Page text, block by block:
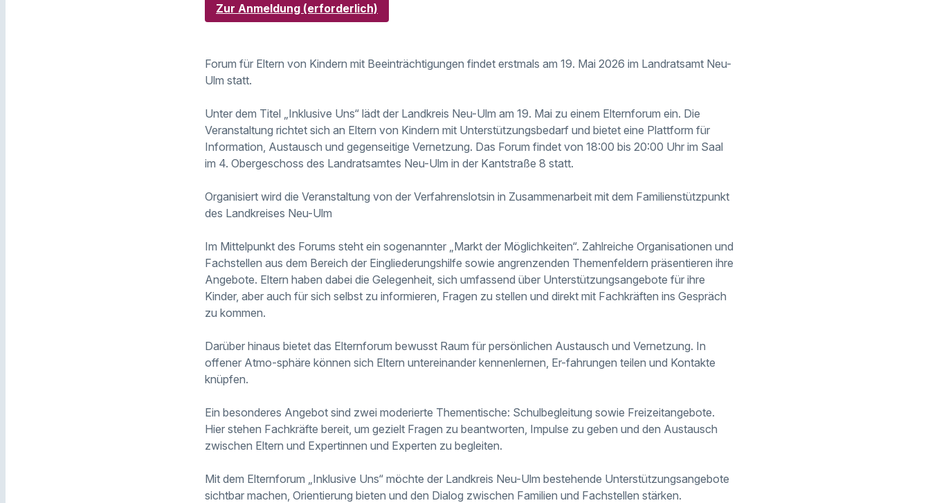
Zur Anmeldung (erforderlich)
Forum für Eltern von Kindern mit Beeinträchtigungen findet erstmals am 19. Mai 2026 im Landratsamt Neu-
Ulm statt.
Unter dem Titel „Inklusive Uns“ lädt der Landkreis Neu-Ulm am 19. Mai zu einem Elternforum ein. Die
Veranstaltung richtet sich an Eltern von Kindern mit Unterstützungsbedarf und bietet eine Plattform für
Information, Austausch und gegenseitige Vernetzung. Das Forum findet von 18:00 bis 20:00 Uhr im Saal
im 4. Obergeschoss des Landratsamtes Neu-Ulm in der Kantstraße 8 statt.
Organisiert wird die Veranstaltung von der Verfahrenslotsin in Zusammenarbeit mit dem Familienstützpunkt
des Landkreises Neu-Ulm
Im Mittelpunkt des Forums steht ein sogenannter „Markt der Möglichkeiten“. Zahlreiche Organisationen und
Fachstellen aus dem Bereich der Eingliederungshilfe sowie angrenzenden Themenfeldern präsentieren ihre
Angebote. Eltern haben dabei die Gelegenheit, sich umfassend über Unterstützungsangebote für ihre
Kinder, aber auch für sich selbst zu informieren, Fragen zu stellen und direkt mit Fachkräften ins Gespräch
zu kommen.
Darüber hinaus bietet das Elternforum bewusst Raum für persönlichen Austausch und Vernetzung. In
offener Atmo-sphäre können sich Eltern untereinander kennenlernen, Er-fahrungen teilen und Kontakte
knüpfen.
Ein besonderes Angebot sind zwei moderierte Thementische: Schulbegleitung sowie Freizeitangebote.
Hier stehen Fachkräfte bereit, um gezielt Fragen zu beantworten, Impulse zu geben und den Austausch
zwischen Eltern und Expertinnen und Experten zu begleiten.
Mit dem Elternforum „Inklusive Uns“ möchte der Landkreis Neu-Ulm bestehende Unterstützungsangebote
sichtbar machen, Orientierung bieten und den Dialog zwischen Familien und Fachstellen stärken.